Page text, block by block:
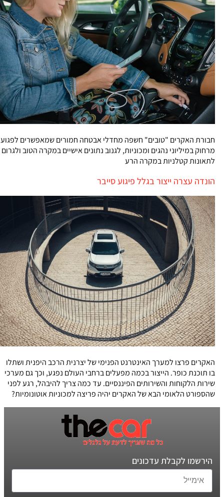
חבורת האקרים "טובים" חשפה מחדלי אבטחה חמורים שמאפשרים לפגוע
מרחוק במיליוני נהגים ומכוניות, לגנוב נתונים אישיים במקרה הטוב ולגרום
לתאונות קטלניות במקרה הרע
הונדה עצרה ייצור בגלל פיגוע סייבר
האקרים פרצו למערך האינטרנט הפנימי של יצרנית הרכב היפנית ושתלו
בו תוכנת כופר. הייצור בכמה מפעלים ברחבי העולם נפגע, וכך גם מערכי
שירות הלקוחות והשירותים הפיננסיים. עד כמה צריך להיבהל, רגע לפני
שהספורט הלאומי הבא של האקרים יהיה פריצה למכוניות אוטונומיות?
הירשמו לקבלת עדכונים